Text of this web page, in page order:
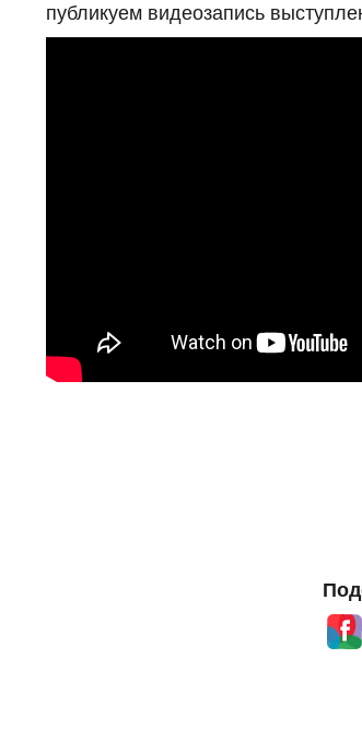
публикуем видеозапись